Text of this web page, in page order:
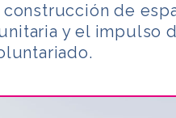
construcción de
y el impulso